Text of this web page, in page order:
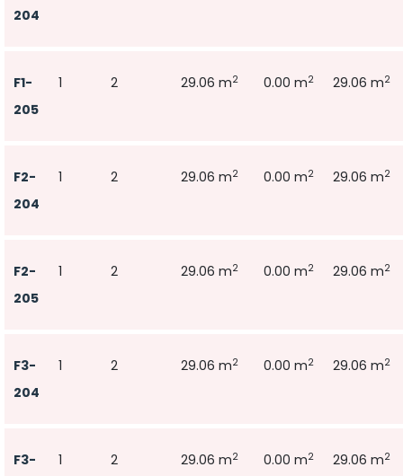
204
F1-
205
1 2 29.06 m2 0.00 m2 29.06 m2
F2-
204
1 2 29.06 m2 0.00 m2 29.06 m2
F2-
205
1 2 29.06 m2 0.00 m2 29.06 m2
F3-
204
1 2 29.06 m2 0.00 m2 29.06 m2
F3-
1 2 29.06 m2 0.00 m2 29.06 m2